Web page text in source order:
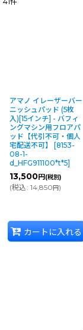
アマノ イレーザーバー
ニッシュパッド (5枚
入)[15インチ] - バフィ
ングマシン用フロアパ
ッド【代引不可・個人
宅配送不可】
[8153-
08-1-
d_HFG911100*t*5]
13,500円 (税別)
(税込: 14,850円)
カートに入れる